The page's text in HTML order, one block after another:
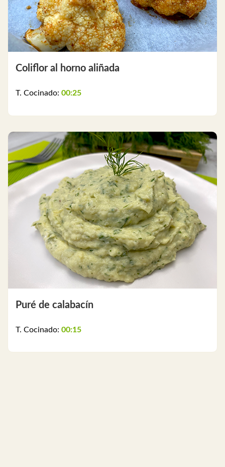
Coliflor al horno aliñada
T. Cocinado: 00:25
Puré de calabacín
T. Cocinado: 00:15